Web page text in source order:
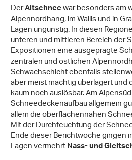
DerAltschneewar besonders am
Alpennordhang, im Wallis und in
Lagen ungünstig. In diesen
unteren und mittleren Bereich der
Expositionen eine ausgeprägte
zentralen und östlichen
Schwachschicht ebenfalls
aber meist mächtig überlagert und
kaum noch auslösbar. Am
Schneedeckenaufbau allgemein
allem die oberflächennahen
Mit der Durchfeuchtung der
Ende dieser Berichtwoche gingen
Lagen vermehrtNass- und